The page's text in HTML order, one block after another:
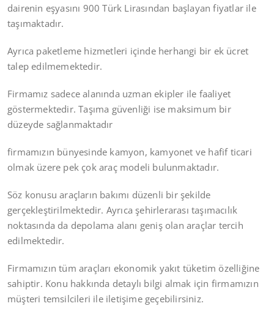
dairenin eşyasını 900 Türk Lirasından başlayan fiyatlar ile
taşımaktadır.
Ayrıca paketleme hizmetleri içinde herhangi bir ek ücret
talep edilmemektedir.
Firmamız sadece alanında uzman ekipler ile faaliyet
göstermektedir. Taşıma güvenliği ise maksimum bir
düzeyde sağlanmaktadır
firmamızın bünyesinde kamyon, kamyonet ve hafif ticari
olmak üzere pek çok araç modeli bulunmaktadır.
Söz konusu araçların bakımı düzenli bir şekilde
gerçekleştirilmektedir. Ayrıca şehirlerarası taşımacılık
noktasında da depolama alanı geniş olan araçlar tercih
edilmektedir.
Firmamızın tüm araçları ekonomik yakıt tüketim özelliğine
sahiptir. Konu hakkında detaylı bilgi almak için firmamızın
müşteri temsilcileri ile iletişime geçebilirsiniz.